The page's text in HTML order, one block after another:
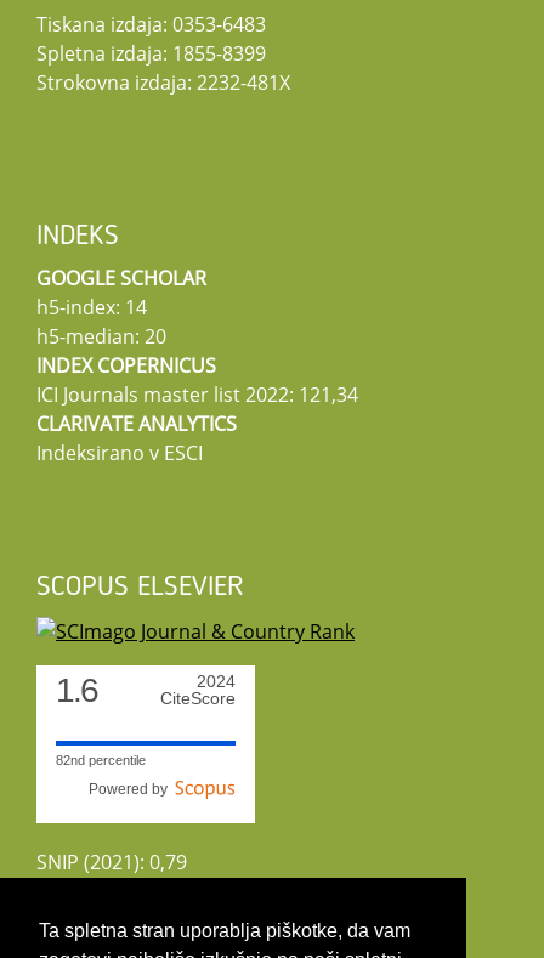
Ta spletna stran uporablja piškotke, da vam
Tiskana izdaja: 0353-6483
Spletna izdaja: 1855-8399
Strokovna izdaja: 2232-481X
INDEKS
GOOGLE SCHOLAR
h5-index: 14
h5-median: 20
INDEX COPERNICUS
ICI Journals master list 2022: 121,34
CLARIVATE ANALYTICS
Indeksirano v ESCI
SCOPUS ELSEVIER
1.6
2024
CiteScore
82nd percentile
Powered by
SNIP (2021): 0,79